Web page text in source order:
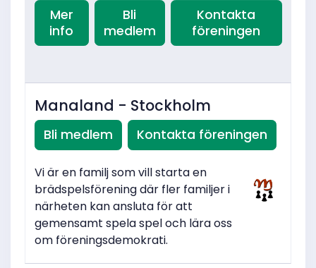
Mer
info
Bli
medlem
Kontakta
föreningen
Manaland - Stockholm
Bli medlem Kontakta föreningen
Vi är en familj som vill starta en
brädspelsförening där fler familjer i
närheten kan ansluta för att
gemensamt spela spel och lära oss
om föreningsdemokrati.